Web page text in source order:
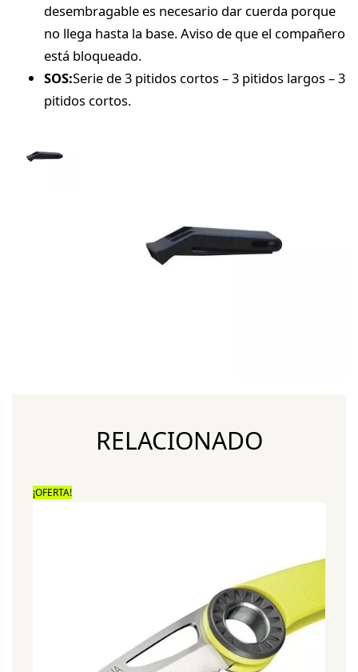
desembragable es necesario dar cuerda porque
no llega hasta la base. Aviso de que el compañero
está bloqueado.
SOS:Serie de 3 pitidos cortos – 3 pitidos largos – 3
pitidos cortos.
RELACIONADO
¡OFERTA!